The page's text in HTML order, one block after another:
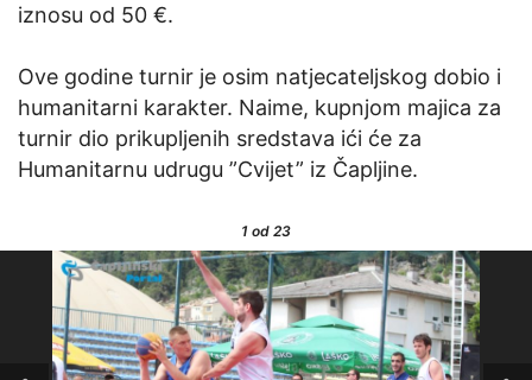
iznosu od 50 €.
Ove godine turnir je osim natjecateljskog dobio i
humanitarni karakter. Naime, kupnjom majica za
turnir dio prikupljenih sredstava ići će za
Humanitarnu udrugu ”Cvijet” iz Čapljine.
1 od 23